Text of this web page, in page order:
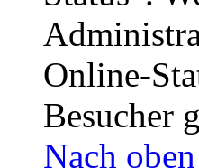
Online-
Besucher
Nach oben